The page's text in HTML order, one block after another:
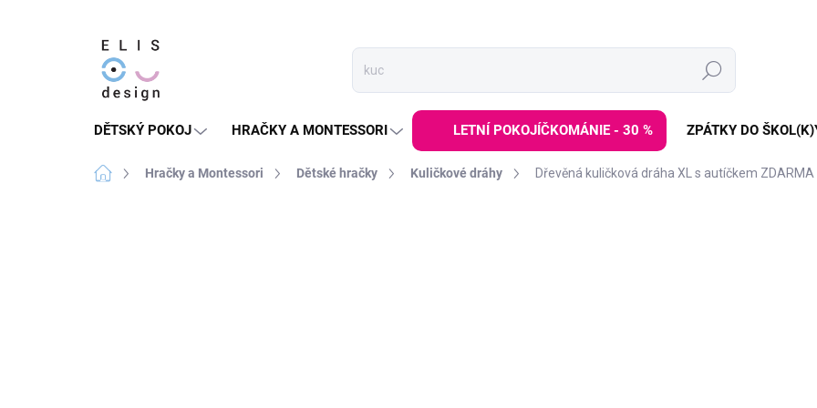
Hledat
DĚTSKÝ POKOJ HRAČKY A MONTESSORI LETNÍ POKOJÍČKOMÁNIE - 30 % ZPÁTKY DO
Domů Hračky a Montessori Dětské hračky Kuličkové dráhy Dřevěná kuličková dráha XL s autíčkem ZDARMA